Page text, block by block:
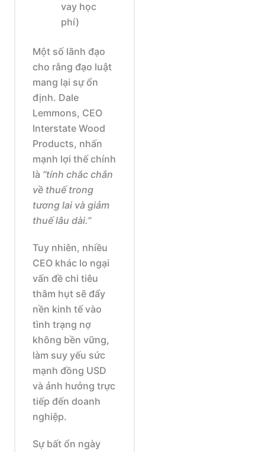
vay học
phí)
Một số lãnh đạo
cho rằng đạo luật
mang lại sự ổn
định. Dale
Lemmons, CEO
Interstate Wood
Products, nhấn
mạnh lợi thế chính
là “tính chắc chắn
về thuế trong
tương lai và giảm
thuế lâu dài.”
Tuy nhiên, nhiều
CEO khác lo ngại
vấn đề chi tiêu
thâm hụt sẽ đẩy
nền kinh tế vào
tình trạng nợ
không bền vững,
làm suy yếu sức
mạnh đồng USD
và ảnh hưởng trực
tiếp đến doanh
nghiệp.
Sự bất ổn ngày